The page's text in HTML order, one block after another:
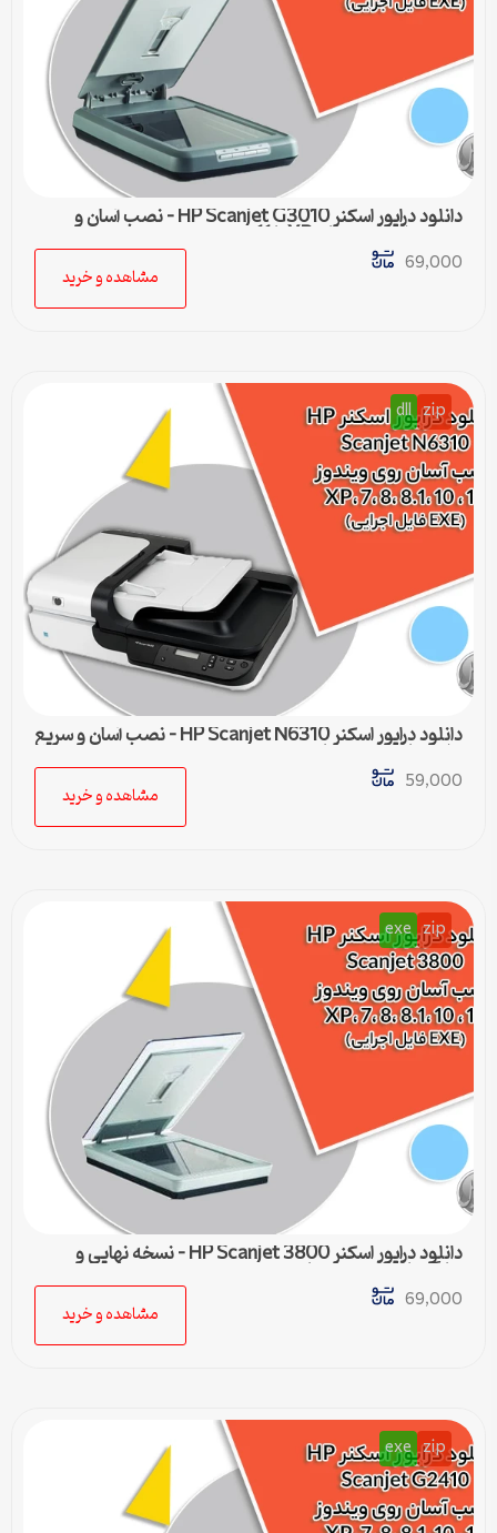
دانلود درایور اسکنر HP Scanjet G3010 – نصب آسان و
سریع برای ویندوزهای XP تا 11
69,000
مشاهده و خرید
zip
dll
دانلود درایور اسکنر HP Scanjet N6310 – نصب آسان و سریع
برای تمامی ویندوزها
59,000
مشاهده و خرید
zip
exe
دانلود درایور اسکنر HP Scanjet 3800 – نسخه نهایی و
سازگار با تمام ویندوزها
69,000
مشاهده و خرید
zip
exe